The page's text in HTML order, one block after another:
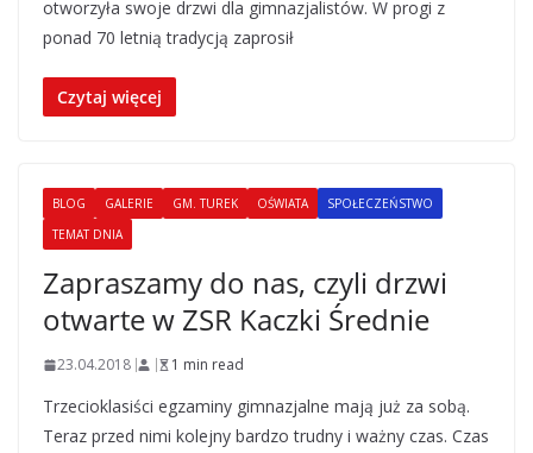
otworzyła swoje drzwi dla gimnazjalistów. W progi z
ponad 70 letnią tradycją zaprosił
Czytaj więcej
BLOG GALERIE GM. TUREK OŚWIATA
SPOŁECZEŃSTWO
TEMAT DNIA
Zapraszamy do nas, czyli drzwi
otwarte w ZSR Kaczki Średnie
23.04.2018 1 min read
Trzecioklasiści egzaminy gimnazjalne mają już za sobą.
Teraz przed nimi kolejny bardzo trudny i ważny czas. Czas